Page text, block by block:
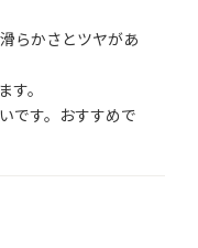
らかさとツヤがあ
。
です。おすすめで